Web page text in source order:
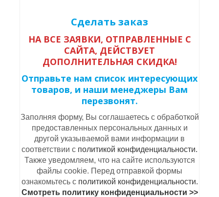
Сделать заказ
НА ВСЕ ЗАЯВКИ, ОТПРАВЛЕННЫЕ С
САЙТА, ДЕЙСТВУЕТ
ДОПОЛНИТЕЛЬНАЯ СКИДКА!
Отправьте нам список интересующих
товаров, и наши менеджеры Вам
перезвонят.
Заполняя форму, Вы соглашаетесь с обработкой
предоставленных персональных данных и
другой указываемой вами информации в
соответствии с политикой конфиденциальности.
Также уведомляем, что на сайте используются
файлы cookie. Перед отправкой формы
ознакомьтесь с политикой конфиденциальности.
Смотреть политику конфиденциальности >>